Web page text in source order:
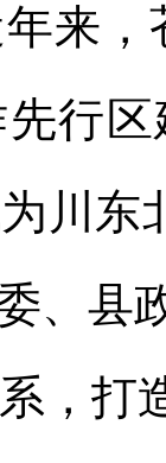
来
行
川东
、县
，打